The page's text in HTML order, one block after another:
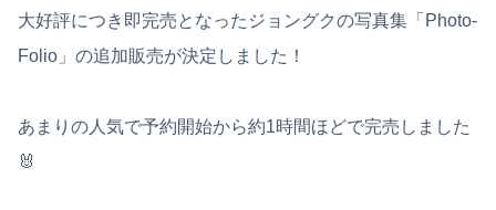
大好評につき即完売となったジョングクの写真集「Photo-
Folio」の追加販売が決定しました！
あまりの人気で予約開始から約1時間ほどで完売しました
🐰